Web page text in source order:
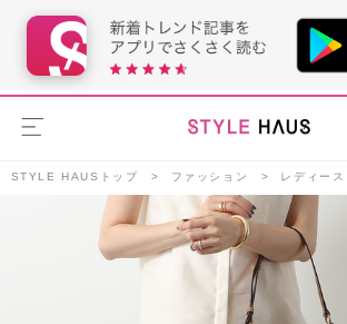
STYLE HAUSトップ ファッション レディース